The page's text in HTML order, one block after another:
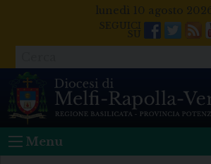
lunedì 10 agosto
Facebook
Menu